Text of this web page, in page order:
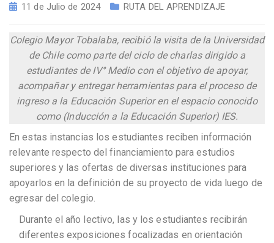
11 de Julio de 2024 RUTA DEL APRENDIZAJE
Colegio Mayor Tobalaba, recibió la visita de la Universidad
de Chile como parte del ciclo de charlas dirigido a
estudiantes de IV° Medio con el objetivo de apoyar,
acompañar y entregar herramientas para el proceso de
ingreso a la Educación Superior en el espacio conocido
como (Inducción a la Educación Superior) IES.
En estas instancias los estudiantes reciben información
relevante respecto del financiamiento para estudios
superiores y las ofertas de diversas instituciones para
apoyarlos en la definición de su proyecto de vida luego de
egresar del colegio.
Durante el año lectivo, las y los estudiantes recibirán
diferentes exposiciones focalizadas en orientación